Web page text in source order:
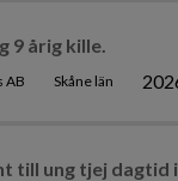
9 årig kille.
AB Skåne län
till ung tjej dagtid